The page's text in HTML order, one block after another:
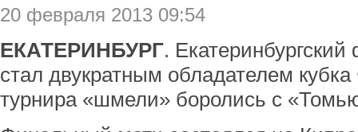
20 февраля 2013 09:54
ЕКАТЕРИНБУРГ.
стал двукратным обладателем
турнира «шмели» боролись с